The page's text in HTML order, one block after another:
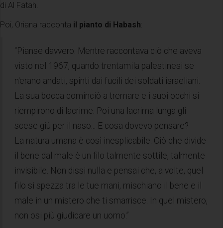
di Al Fatah.
Poi, Oriana racconta il pianto di Habash:
“Pianse davvero. Mentre raccontava ciò che aveva
visto nel 1967, quando trentamila palestinesi se
n'erano andati, spinti dai fucili dei soldati israeliani.
La sua bocca cominciò a tremare e i suoi occhi si
riempirono di lacrime. Poi una lacrima lunga gli
scese giù per il naso... E cosa dovevo pensare?
La natura umana è così inesplicabile. Ciò che divide
il bene dal male è un filo talmente sottile, talmente
invisibile. Non dissi nulla e pensai che, a volte, quel
filo si spezza tra le tue mani, mischiano il bene e il
male in un mistero che ti smarrisce. In quel mistero,
non osi più giudicare un uomo.”